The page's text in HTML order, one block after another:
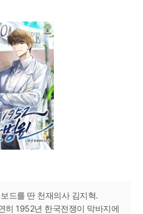
드를 딴 천재의사 김지혁.
히 1952년 한국전쟁이 막바지에